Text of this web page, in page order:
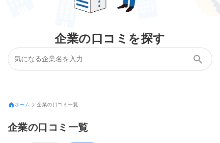
企業の口コミを探す
ホーム 企業の口コミ一覧
企業の口コミ一覧